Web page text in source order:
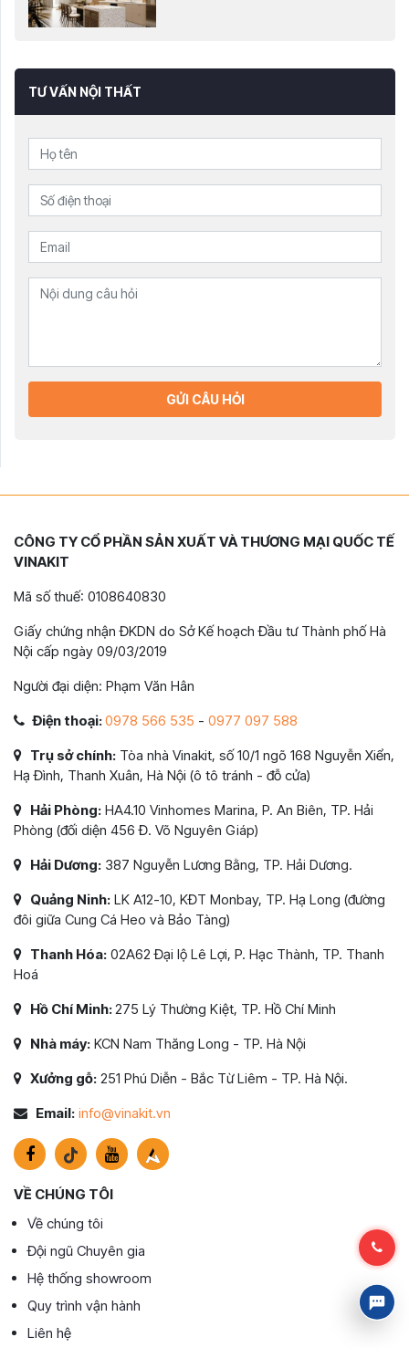
TƯ VẤN NỘI THẤT
GỬI CÂU HỎI
CÔNG TY CỔ PHẦN SẢN XUẤT VÀ THƯƠNG MẠI QUỐC TẾ
VINAKIT
Mã số thuế: 0108640830
Giấy chứng nhận ĐKDN do Sở Kế hoạch Đầu tư Thành phố Hà
Nội cấp ngày 09/03/2019
Người đại diện: Phạm Văn Hân
Điện thoại:0978 566 535 - 0977 097 588
Trụ sở chính: Tòa nhà Vinakit, số 10/1 ngõ 168 Nguyễn Xiển,
Hạ Đình, Thanh Xuân, Hà Nội (ô tô tránh - đỗ cửa)
Hải Phòng: HA4.10 Vinhomes Marina, P. An Biên, TP. Hải
Phòng (đối diện 456 Đ. Võ Nguyên Giáp)
Hải Dương: 387 Nguyễn Lương Bằng, TP. Hải Dương.
Quảng Ninh: LK A12-10, KĐT Monbay, TP. Hạ Long (đường
đôi giữa Cung Cá Heo và Bảo Tàng)
Thanh Hóa: 02A62 Đại lộ Lê Lợi, P. Hạc Thành, TP. Thanh
Hoá
Hồ Chí Minh:275 Lý Thường Kiệt, TP. Hồ Chí Minh
Nhà máy: KCN Nam Thăng Long - TP. Hà Nội
Xưởng gỗ: 251 Phú Diễn - Bắc Từ Liêm - TP. Hà Nội.
Email: info@vinakit.vn
VỀ CHÚNG TÔI
Về chúng tôi
Đội ngũ Chuyên gia
Hệ thống showroom
Quy trình vận hành
Liên hệ